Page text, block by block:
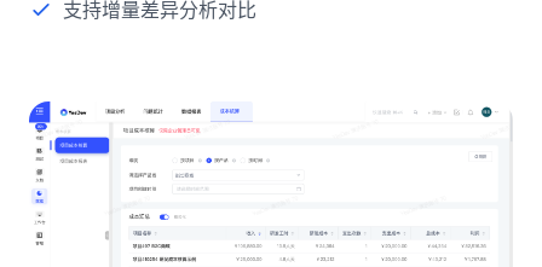
支持增量差异分析对比